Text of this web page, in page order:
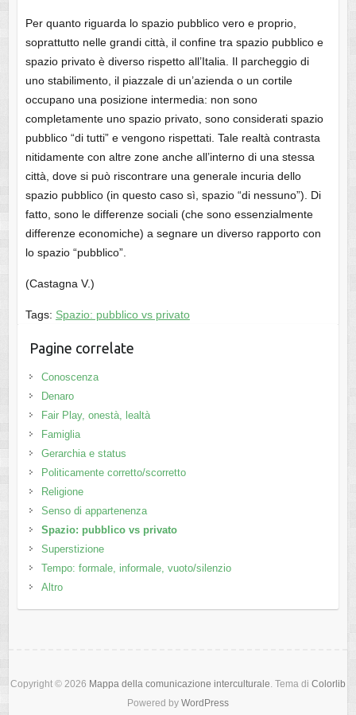
Per quanto riguarda lo spazio pubblico vero e proprio,
soprattutto nelle grandi città, il confine tra spazio pubblico e
spazio privato è diverso rispetto all’Italia. Il parcheggio di
uno stabilimento, il piazzale di un’azienda o un cortile
occupano una posizione intermedia: non sono
completamente uno spazio privato, sono considerati spazio
pubblico “di tutti” e vengono rispettati. Tale realtà contrasta
nitidamente con altre zone anche all’interno di una stessa
città, dove si può riscontrare una generale incuria dello
spazio pubblico (in questo caso sì, spazio “di nessuno”). Di
fatto, sono le differenze sociali (che sono essenzialmente
differenze economiche) a segnare un diverso rapporto con
lo spazio “pubblico”.
(Castagna V.)
Tags: Spazio: pubblico vs privato
Pagine correlate
Conoscenza
Denaro
Fair Play, onestà, lealtà
Famiglia
Gerarchia e status
Politicamente corretto/scorretto
Religione
Senso di appartenenza
Spazio: pubblico vs privato
Superstizione
Tempo: formale, informale, vuoto/silenzio
Altro
Copyright © 2026 Mappa della comunicazione interculturale. Tema di Colorlib
Powered by WordPress